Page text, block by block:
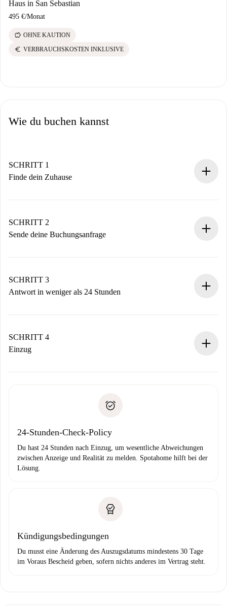
Haus in San Sebastian
495 €/Monat
savings OHNE KAUTION
euro VERBRAUCHSKOSTEN INKLUSIVE
Wie du buchen kannst
SCHRITT 1
Finde dein Zuhause
Du erhältst alle notwendigen Informationen im Voraus.
SCHRITT 2
Sende deine Buchungsanfrage
Denk daran, dass wir dich erst belasten, wenn der
Vermieter zustimmt.
SCHRITT 3
Antwort in weniger als 24 Stunden
stellen den Kontakt her.
Wenn der Vermieter ablehnen muss, entstehen keine
SCHRITT 4
Einzug
24-Stunden-Check-Policy
Du hast 24 Stunden nach Einzug, um wesentliche Abweichungen
zwischen Anzeige und Realität zu melden. Spotahome hilft bei der
Lösung.
Kündigungsbedingungen
Du musst eine Änderung des Auszugsdatums mindestens 30 Tage
im Voraus Bescheid geben, sofern nichts anderes im Vertrag steht.